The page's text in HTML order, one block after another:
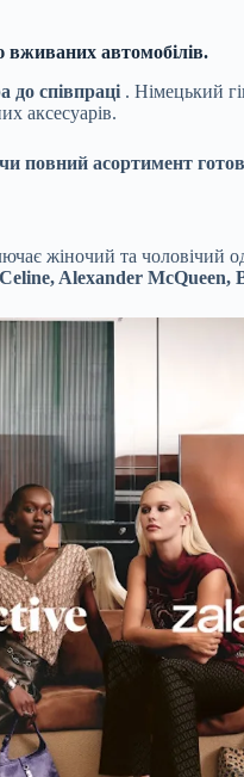
автомобілів.
до співпраці . Німецький
аксесуарів.
повний асортимент
жіночий та чоловічий
Alexander McQueen,